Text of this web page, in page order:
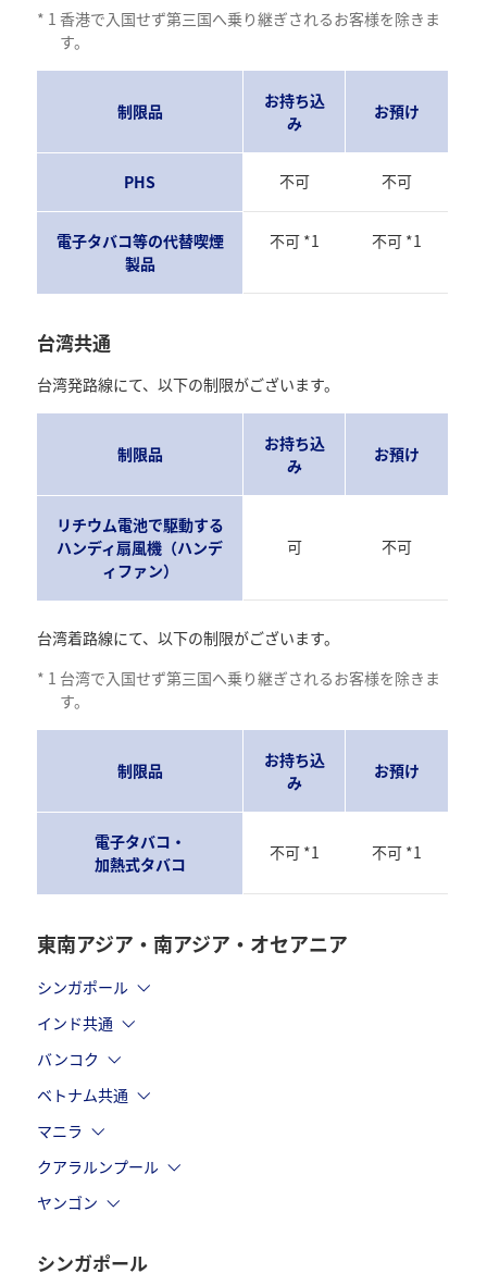
* 1 香港で入国せず第三国へ乗り継ぎされるお客様を除きま
す。
制限品
お持ち込
み
お預け
PHS 不可 不可
電子タバコ等の代替喫煙
製品
不可 *1 不可 *1
台湾共通
台湾発路線にて、以下の制限がございます。
制限品
お持ち込
み
お預け
リチウム電池で駆動する
ハンディ扇風機（ハンデ
ィファン）
可 不可
台湾着路線にて、以下の制限がございます。
* 1 台湾で入国せず第三国へ乗り継ぎされるお客様を除きま
す。
制限品
お持ち込
み
お預け
電子タバコ・
加熱式タバコ
不可 *1 不可 *1
東南アジア・南アジア・オセアニア
シンガポール
インド共通
バンコク
ベトナム共通
マニラ
クアラルンプール
ヤンゴン
シンガポール